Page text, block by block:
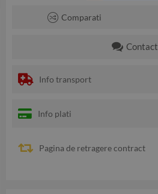
Comparati
Contact
Info transport
Info plati
Pagina de retragere contract